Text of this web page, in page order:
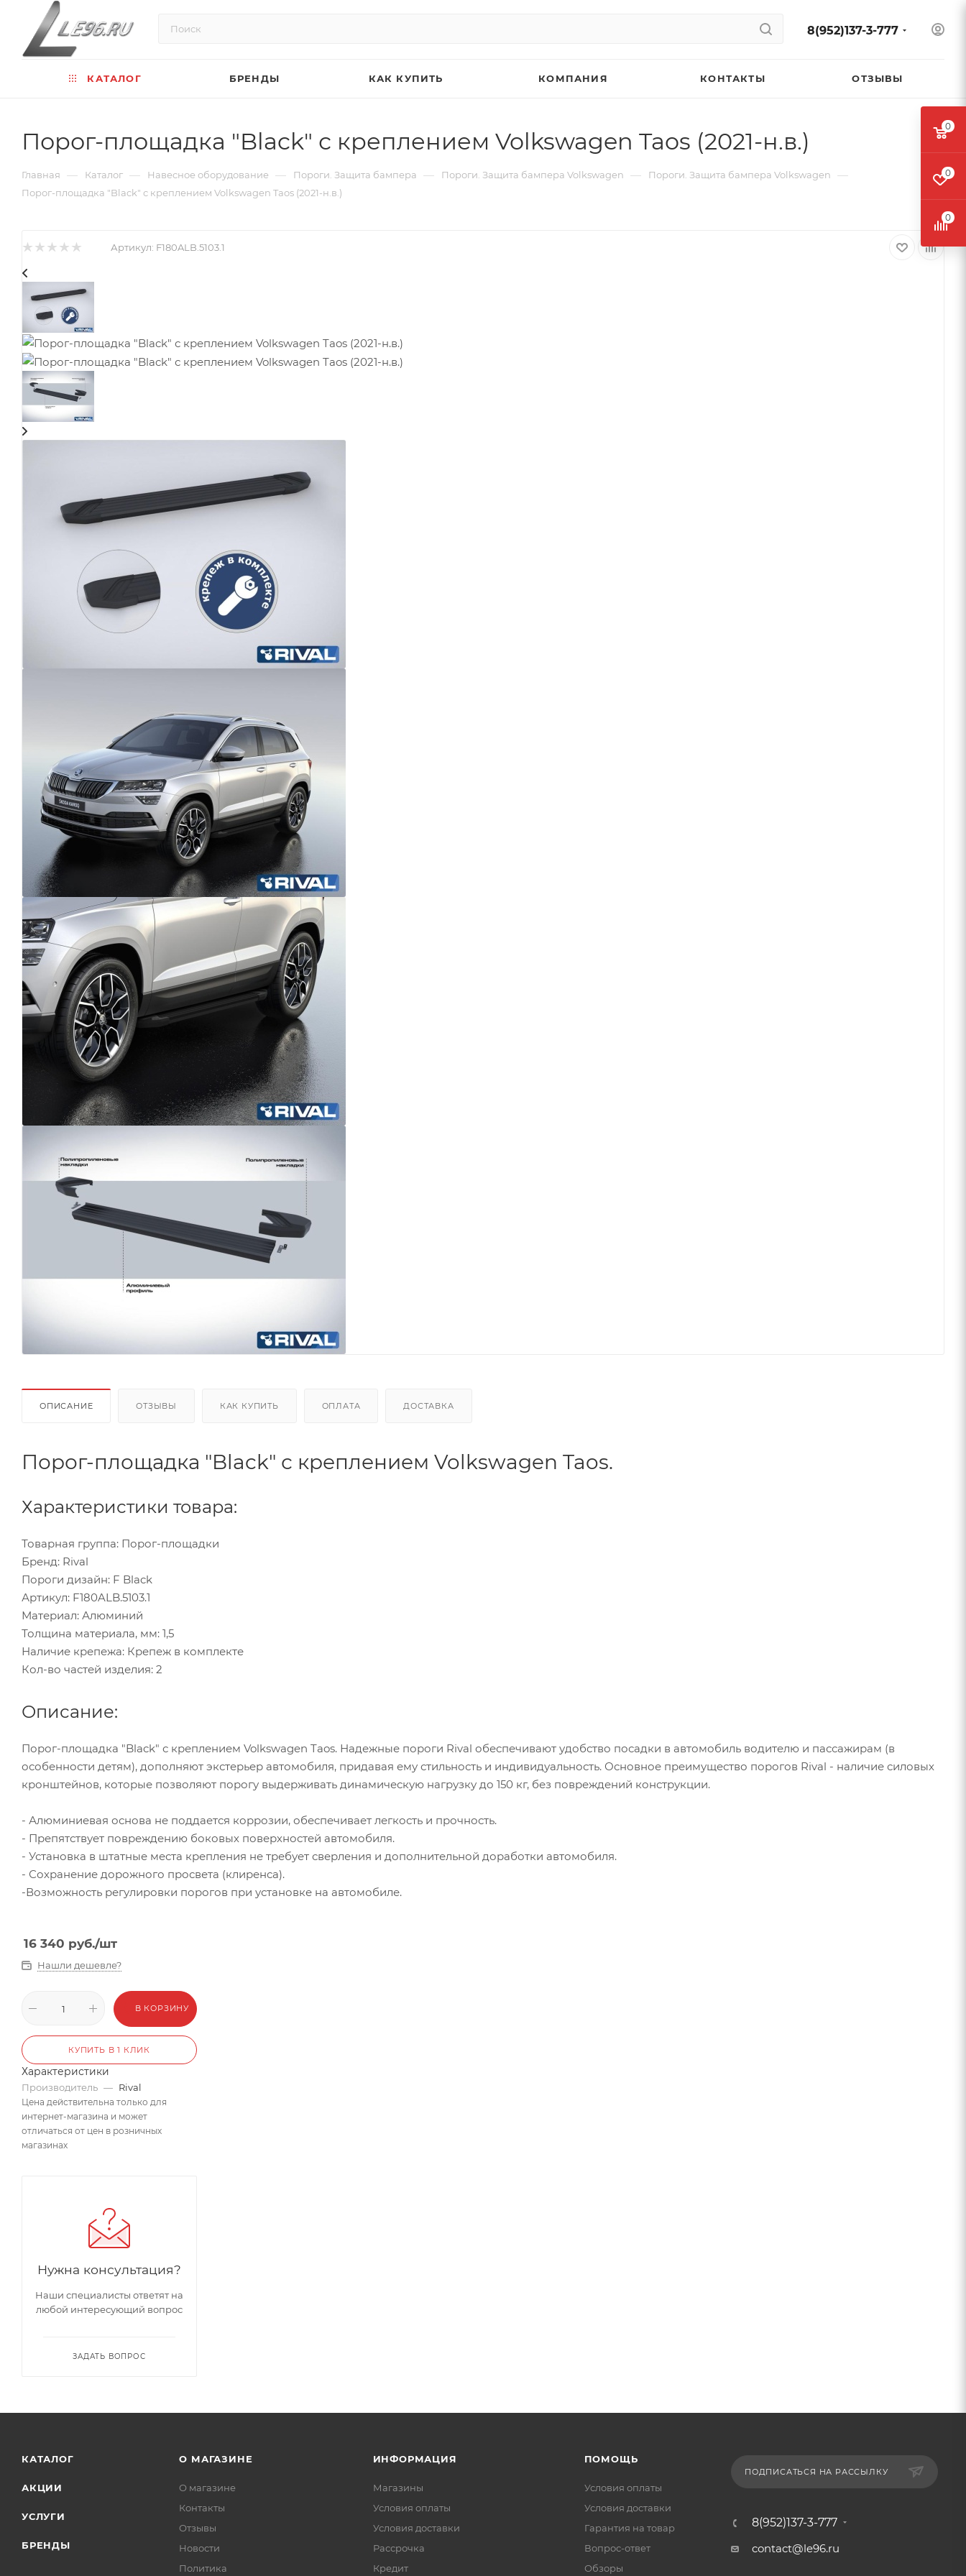
8(952)137-3-777
КАТАЛОГ БРЕНДЫ КАК КУПИТЬ КОМПАНИЯ КОНТАКТЫ ОТЗЫВЫ
Порог-площадка "Black" с креплением Volkswagen Taos (2021-н.в.)
Главная — Каталог — Навесное оборудование — Пороги. Защита бампера — Пороги. Защита бампера Volkswagen — Пороги. Защита бампера Volkswagen —
Порог-площадка "Black" с креплением Volkswagen Taos (2021-н.в.)
Артикул: F180ALB.5103.1
ОПИСАНИЕ ОТЗЫВЫ КАК КУПИТЬ ОПЛАТА ДОСТАВКА
Порог-площадка "Black" с креплением Volkswagen Taos.
Характеристики товара:
Товарная группа: Порог-площадки
Бренд: Rival
Пороги дизайн: F Black
Артикул: F180ALB.5103.1
Материал: Алюминий
Толщина материала, мм: 1,5
Наличие крепежа: Крепеж в комплекте
Кол-во частей изделия: 2
Описание:
Порог-площадка "Black" с креплением Volkswagen Taos. Надежные пороги Rival обеспечивают удобство посадки в автомобиль водителю и пассажирам (в
особенности детям), дополняют экстерьер автомобиля, придавая ему стильность и индивидуальность. Основное преимущество порогов Rival - наличие силовых
кронштейнов, которые позволяют порогу выдерживать динамическую нагрузку до 150 кг, без повреждений конструкции.
- Алюминиевая основа не поддается коррозии, обеспечивает легкость и прочность.
- Препятствует повреждению боковых поверхностей автомобиля.
- Установка в штатные места крепления не требует сверления и дополнительной доработки автомобиля.
- Сохранение дорожного просвета (клиренса).
-Возможность регулировки порогов при установке на автомобиле.
16 340 руб./шт
Нашли дешевле?
В КОРЗИНУ
КУПИТЬ В 1 КЛИК
Характеристики
Производитель — Rival
Цена действительна только для
интернет-магазина и может
отличаться от цен в розничных
магазинах
Нужна консультация?
Наши специалисты ответят на
любой интересующий вопрос
ЗАДАТЬ ВОПРОС
КАТАЛОГ
АКЦИИ
УСЛУГИ
БРЕНДЫ
О МАГАЗИНЕ
О магазине
Контакты
Отзывы
Новости
Политика
ИНФОРМАЦИЯ
Магазины
Условия оплаты
Условия доставки
Рассрочка
Кредит
ПОМОЩЬ
Условия оплаты
Условия доставки
Гарантия на товар
Вопрос-ответ
Обзоры
ПОДПИСАТЬСЯ НА РАССЫЛКУ
8(952)137-3-777
contact@le96.ru
0
0
0